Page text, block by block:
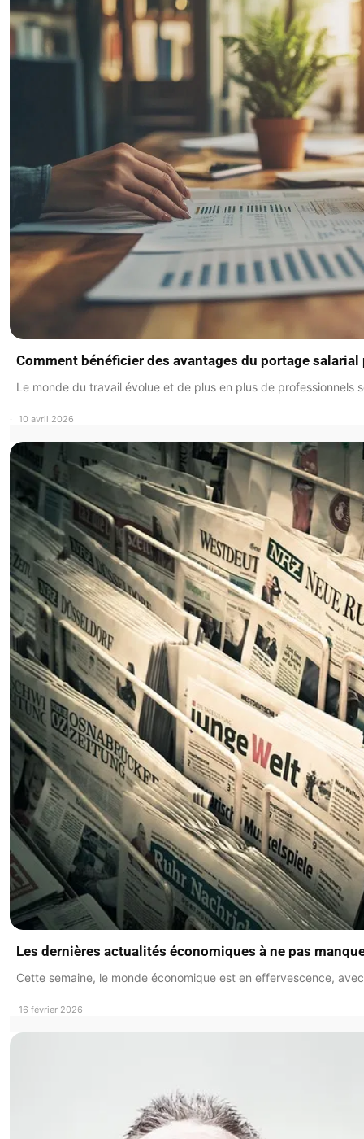
Comment bénéficier des avantages du portage
Le monde du travail évolue et de plus en plus de professionnels
10 avril 2026
Les dernières actualités économiques à ne pas
Cette semaine, le monde économique est en effervescence,
16 février 2026